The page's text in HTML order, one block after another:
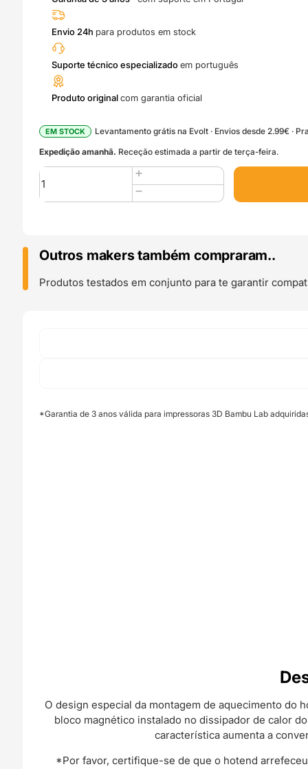
Envio 24h para produtos em stock
Suporte técnico especializadoem português
Produto originalcom garantia oficial
EM STOCK
Levantamento grátis na Evolt · Envios desde 2.99€ ·
Expedição amanhã. Receção estimada a partir de terça-feira.
Quantidade
de
0.2mm
0.2
mm
Nozzle
Bambu
Outros makers também compraram..
Produtos testados em conjunto para te garantir
*Garantia de 3 anos válida para impressoras 3D Bambu Lab
O design especial da montagem de aquecimento do
bloco magnético instalado no dissipador de calor
característica aumenta a
*Por favor, certifique-se de que o hotend